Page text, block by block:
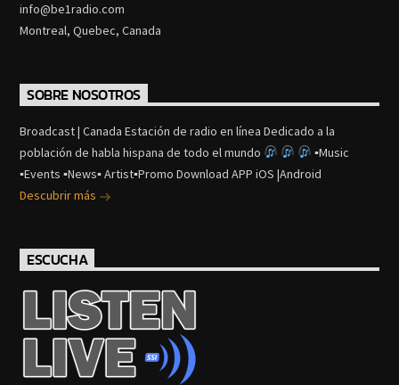
info@be1radio.com
Montreal, Quebec, Canada
SOBRE NOSOTROS
Broadcast | Canada Estación de radio en línea Dedicado a la
población de habla hispana de todo el mundo
▪Music
▪Events ▪News▪ Artist▪Promo Download APP iOS |Android
Descubrir más
ESCUCHA